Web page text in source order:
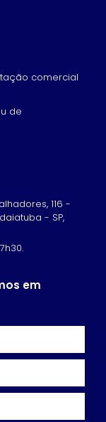
comercial
de
116 -
- SP,
em